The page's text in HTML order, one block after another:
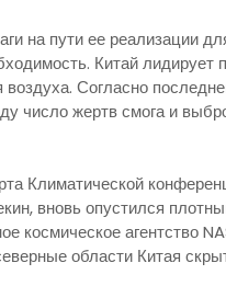
на пути ее реализации
Китай лидирует
воздуха. Согласно
число жертв смога и
Климатической
вновь опустился
космическое агентство
области Китая